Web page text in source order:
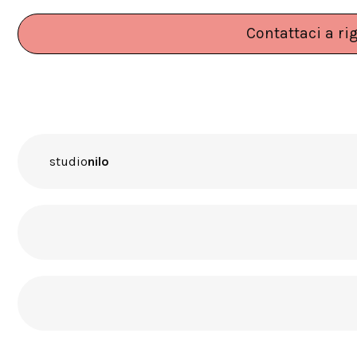
Contattaci a
studionilo